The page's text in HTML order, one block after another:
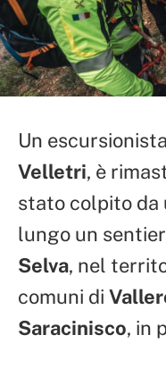
Un
Velletri, è
stato colpito da
lungo un
Selva, nel
comuni di
Saracinisco, in